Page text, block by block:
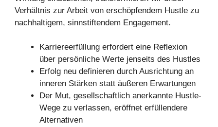
Verhältnis zur Arbeit von erschöpfendem Hustle zu
nachhaltigem, sinnstiftendem Engagement.
Karriereerfüllung erfordert eine Reflexion
über persönliche Werte jenseits des Hustles
Erfolg neu definieren durch Ausrichtung an
inneren Stärken statt äußeren Erwartungen
Der Mut, gesellschaftlich anerkannte Hustle-
Wege zu verlassen, eröffnet erfüllendere
Alternativen